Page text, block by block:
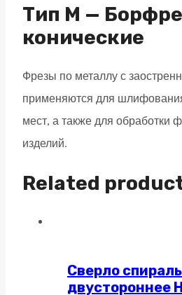
двойная
насечка
Тип M —
конические
Фрезы по металлу с
применяются для
мест, а также для обработки
изделий.
Related
Сверло
двустороннее